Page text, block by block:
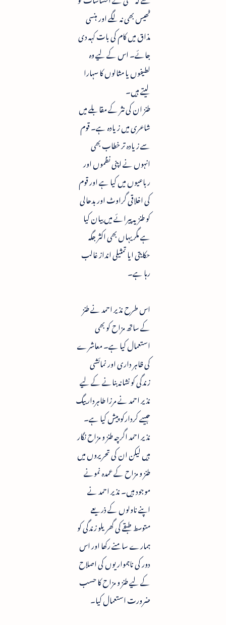
ٹھیس بھی نہ لگے اور ہنسی
مذاق میں کام کی بات کہہ دی
جائے۔ اس کے لیے وہ
لطیفوں یا مثالوں کا سہارا
لیتے ہیں۔
طنز ان کی نثر کے مقابلے میں
شاعری میں زیادہ ہے۔ قوم
سے زیادہ تر خطاب بھی
انہوں نے اپنی نظموں اور
رباعیوں میں کیا ہے اور قوم
کی اخلاقی گراوٹ اور بدحالی
کو طنزیہ پیرائے میں بیان کیا
ہے مگر یہاں بھی اکثر جگہ
حکایتی ایا تمثیلی انداز غالب
رہا ہے۔
اس طرح نذیر احمد نے طنز
کے ساتھ مزاح کو بھی
استعمال کیا ہے۔ معاشرے
کی ظاہر داری اور نمائشی
زندگی کو نشانہ بنانے کے لیے
نذیر احمد نے مرزا طاہردار بیگ
جیسے کردارکو پیش کیا ہے۔
نذیر احمد اگرچہ طنز و مزاح نگار
ہیں لیکن ان کی تحریروں میں
طنز و مزاح کے عمدہ نمونے
موجود ہیں۔ نذیر احمد نے
اپنے ناولوں کے ذریعے
متوسط طبقے کی گھریلو زندگی کو
ہمارے سامنے رکھا اور اس
دور کی ناہمواریوں کی اصلاح
کے لیے طنز و مزاح کا حسب
ضرورت استعمال کیا۔